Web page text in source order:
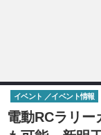
甲信越
東海
電動RCラリ
イベント イベント情報